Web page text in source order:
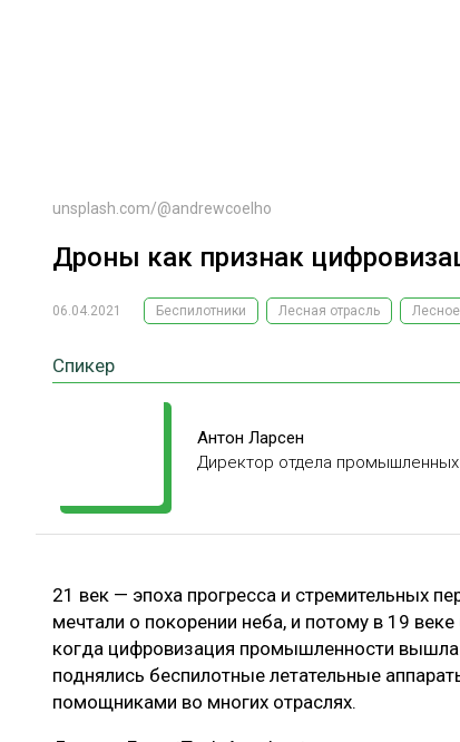
unsplash.com/@andrewcoelho
Дроны как признак
06.04.2021 Беспилотники Лесная отрасль
Спикер
Антон Ларсен
Директор отдела
21 век — эпоха прогресса и стремительных
мечтали о покорении неба, и потому в 19
когда цифровизация промышленности
поднялись беспилотные летательные
помощниками во многих отраслях.